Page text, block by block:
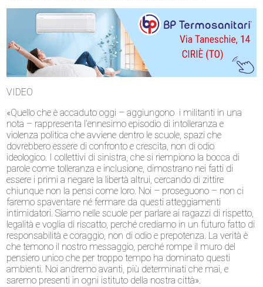
VIDEO
«Quello che è accaduto oggi – aggiungono i militanti in una
nota – rappresenta l’ennesimo episodio di intolleranza e
violenza politica che avviene dentro le scuole, spazi che
dovrebbero essere di confronto e crescita, non di odio
ideologico. I collettivi di sinistra, che si riempiono la bocca di
parole come tolleranza e inclusione, dimostrano nei fatti di
essere i primi a negare la libertà altrui, cercando di zittire
chiunque non la pensi come loro. Noi – proseguono – non ci
faremo spaventare né fermare da questi atteggiamenti
intimidatori. Siamo nelle scuole per parlare ai ragazzi di rispetto,
legalità e voglia di riscatto, perché crediamo in un futuro fatto di
responsabilità e coraggio, non di odio e prepotenza. La verità è
che temono il nostro messaggio, perché rompe il muro del
pensiero unico che per troppo tempo ha dominato questi
ambienti. Noi andremo avanti, più determinati che mai, e
saremo presenti in ogni istituto della nostra città».